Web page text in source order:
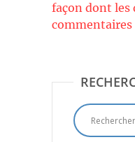
façon dont les